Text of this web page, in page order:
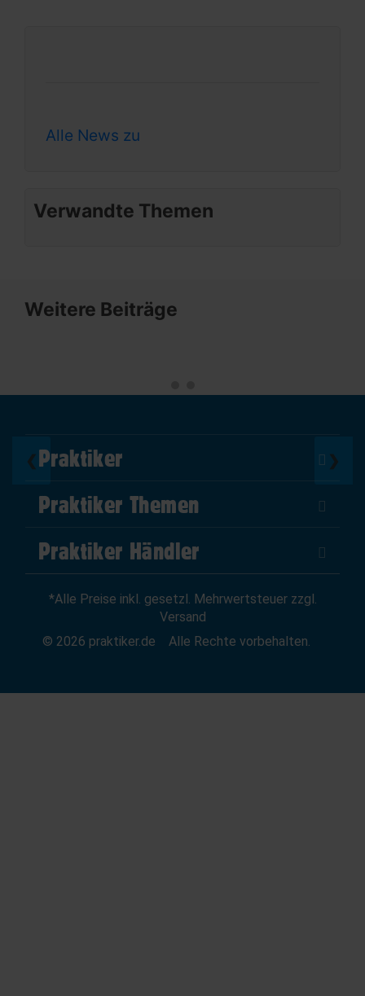
Alle News zu
Verwandte Themen
Weitere Beiträge
❮ ❯
Praktiker
Über Uns
Impressum
AGB
Widerrufsrecht
Praktiker Themen
DIY Helden
Marktplatz
News
Praktiker Händler
Zum Händler-Login
Affiliate Partnerprogramm
*Alle Preise inkl. gesetzl. Mehrwertsteuer zzgl.
Versand
© 2026 praktiker.de
Alle Rechte vorbehalten.